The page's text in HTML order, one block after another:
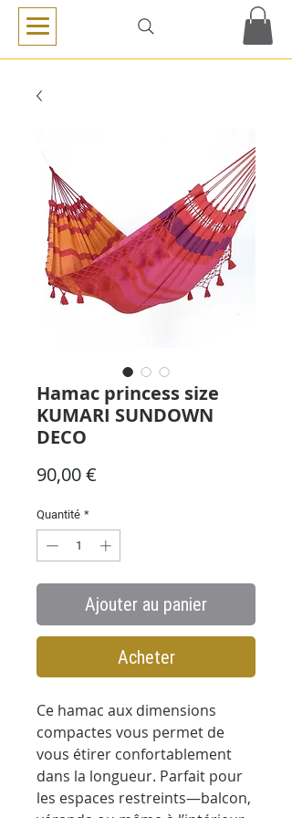
Hamac princess size
KUMARI SUNDOWN
DECO
90,00 €
Quantité *
Ajouter au panier
Acheter
Ce hamac aux dimensions
compactes vous permet de
vous étirer confortablement
dans la longueur. Parfait pour
les espaces restreints—balcon,